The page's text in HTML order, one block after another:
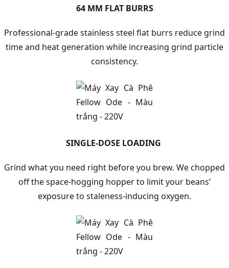
64 MM FLAT BURRS
Professional-grade stainless steel flat burrs reduce grind
time and heat generation while increasing grind particle
consistency.
SINGLE-DOSE LOADING
Grind what you need right before you brew. We chopped
off the space-hogging hopper to limit your beans’
exposure to staleness-inducing oxygen.